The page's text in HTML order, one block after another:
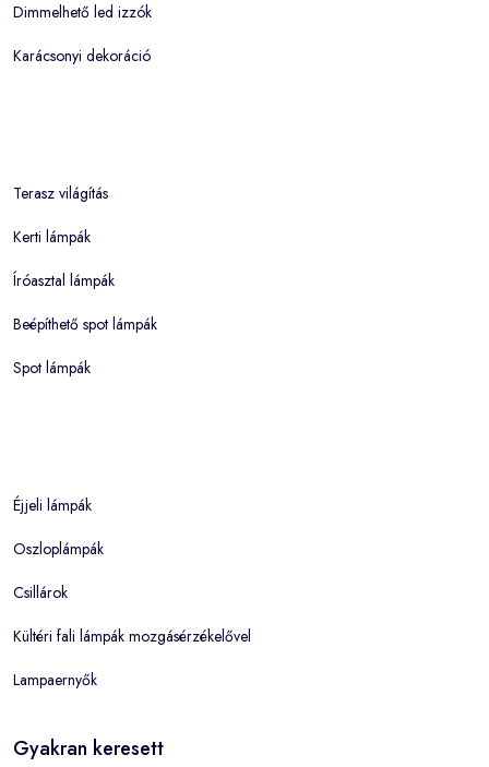
Dimmelhető led izzók
Karácsonyi dekoráció
Terasz világítás
Kerti lámpák
Íróasztal lámpák
Beépíthető spot lámpák
Spot lámpák
Éjjeli lámpák
Oszloplámpák
Csillárok
Kültéri fali lámpák mozgásérzékelővel
Lampaernyők
Gyakran keresett